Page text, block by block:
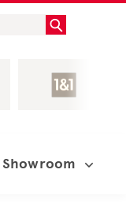
Showroom